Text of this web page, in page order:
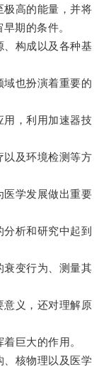
高的能量，并将
期的条件。
构成以及各种基
也扮演着重要的
，利用加速器技
及环境检测等方
学发展做出重要
析和研究中起到
变行为、测量其
义，还对理解原
巨大的作用。
核物理以及医学